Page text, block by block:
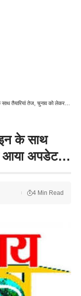
तेज, चुनाव को लेकर आया अपडेट…
के साथ
आया अपडेट…
4 Min Read